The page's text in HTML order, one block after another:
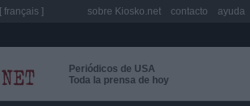
Periódicos de USA
Toda la prensa de hoy
[ français ] sobre Kiosko.net contacto ayuda